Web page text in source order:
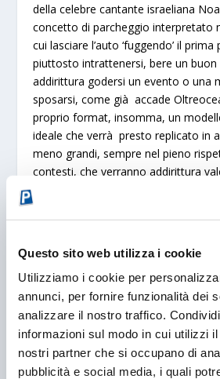
Questo sito web utilizza i cookie
Utilizziamo i cookie per
annunci, per fornire funzionalità dei
analizzare il nostro traffico.
informazioni sul modo in cui utilizzi
nostri partner che si occupano di
pubblicità e social media, i quali
della celebre cantante israeliana
concetto di parcheggio interpretato
cui lasciare l’auto ‘fuggendo’ il
piuttostointrattenersi, bere un
addirittura godersi un evento o una
sposarsi, come già accade
proprioformat, insomma, un
ideale che verrà presto replicato in
meno grandi, sempre nel pieno
contesti, che verranno addirittura
La terza giornata ha dato infine
centralità del ruolo del parcheggio in
e all’infomobilità, che con sempre
rivelerà , in un prossimo futuro,
puntare per muoversi con anticipo,
problemi ancor prima che si
in prima persona a migliorare la
giungle d’asfalto di tutto il mondo.